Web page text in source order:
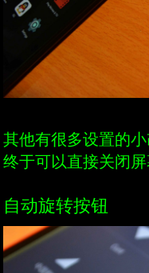
其他有很多设置的
终于可以直接关闭屏
自动旋转按钮